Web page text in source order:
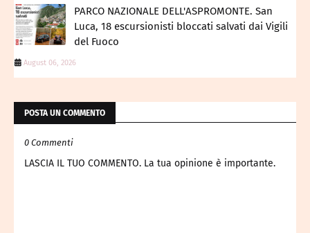
PARCO NAZIONALE DELL'ASPROMONTE. San
Luca, 18 escursionisti bloccati salvati dai Vigili
del Fuoco
August 06, 2026
POSTA UN COMMENTO
0 Commenti
LASCIA IL TUO COMMENTO. La tua opinione è importante.